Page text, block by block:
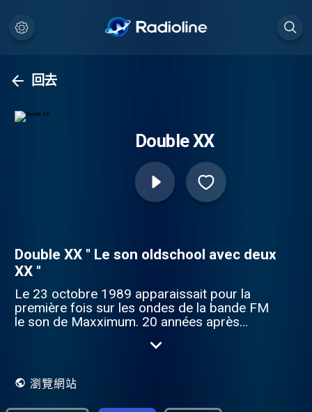
回去
Double XX
Double XX " Le son oldschool avec deux
XX "
Le 23 octobre 1989 apparaissait pour la
première fois sur les ondes de la bande FM
le son de Maxximum. 20 années après
son Maxximum . Retrouvez tous les titres
瀏覽網站